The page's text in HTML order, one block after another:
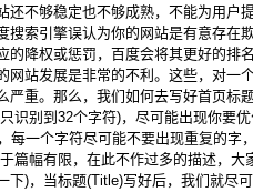
还不够稳定也不够成熟，不能为用户
搜索引擎误认为你的网站是有意存在
的降权或惩罚，百度会将其更好的排
网站发展是非常的不利。这些，对一
严重。那么，我们如何去写好首页标
识别到32个字符)，尽可能出现你要
每一个字符尽可能不要出现重复的字
篇幅有限，在此不作过多的描述，大
下)，当标题(Title)写好后，我们就尽